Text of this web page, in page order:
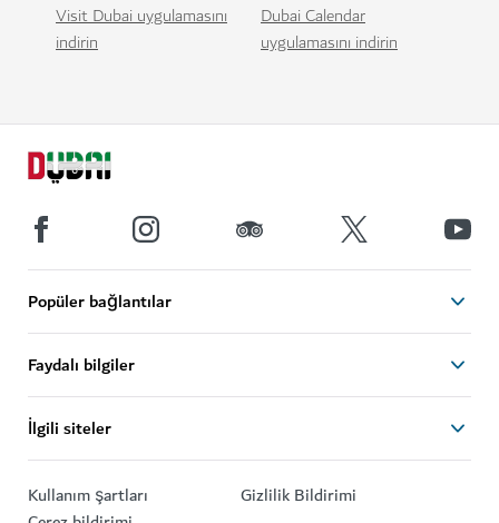
Visit Dubai uygulamasını
indirin
Dubai Calendar
uygulamasını indirin
Popüler bağlantılar
Faydalı bilgiler
İlgili siteler
Kullanım şartları
Gizlilik Bildirimi